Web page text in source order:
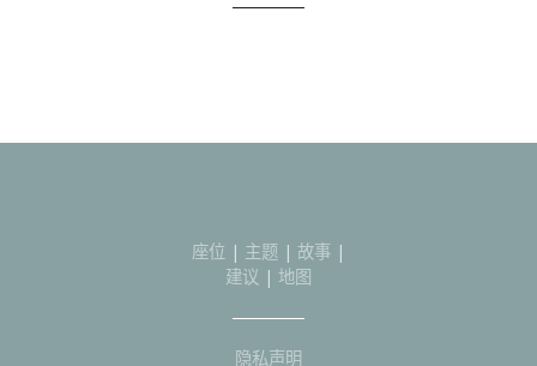
座位 | 主题 | 故事 |
建议 | 地图
隐私声明